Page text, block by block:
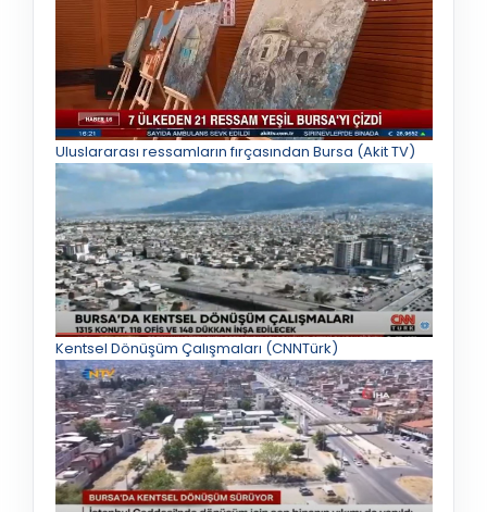
Uluslararası ressamların fırçasından Bursa (Akit TV)
Kentsel Dönüşüm Çalışmaları (CNNTürk)